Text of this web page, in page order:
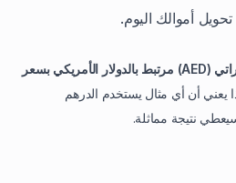
أموالك اليوم.
الدرهم الإماراتي (AED) مرتبط بالدولار الأمريكي بسعر
يعني أن أي مثال يستخدم الدرهم
نتيجة مماثلة.